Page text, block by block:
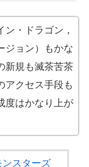
・ドラゴン，
ジョン）もかな
新規も滅茶苦茶
アクセス手段も
度はかなり上が
スターズ